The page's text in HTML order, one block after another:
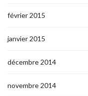
février 2015
janvier 2015
décembre 2014
novembre 2014